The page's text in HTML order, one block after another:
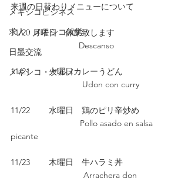
メキシコビジネス
求人・メキシコ就労
日墨交流
メキシコ・グルメ
来週の日替わりメニューについて
11/20 月曜日　休業致します
Descanso
11/21        火曜日カレーうどん
Udon con curry
11/22        水曜日　鶏のピリ辛炒め
Pollo asado en salsa
picante
11/23        木曜日　牛ハラミ丼
Arrachera don